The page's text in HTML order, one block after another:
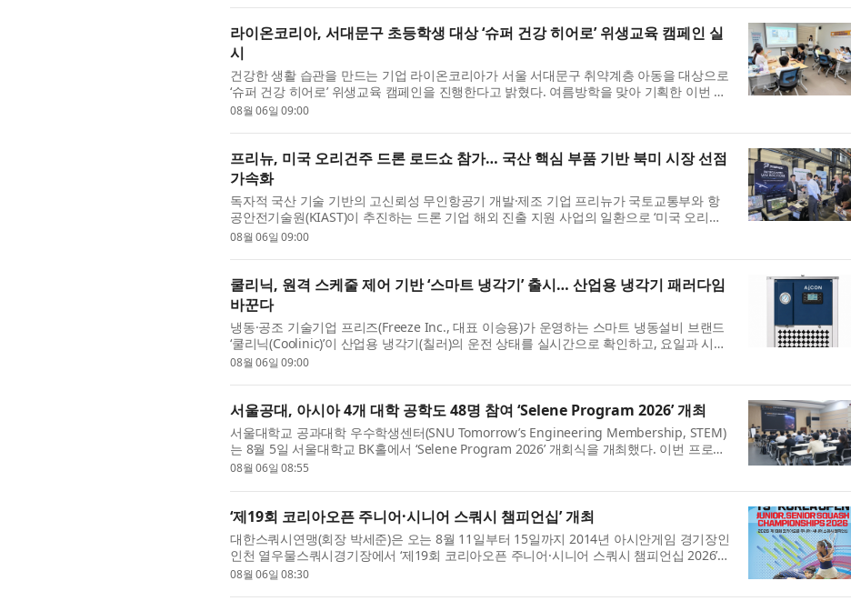
라이온코리아, 서대문구 초등학생 대상 ‘슈퍼 건강 히어로’ 위생교육 캠페인 실
시
건강한 생활 습관을 만드는 기업 라이온코리아가 서울 서대문구 취약계층 아동을 대상으로
‘슈퍼 건강 히어로’ 위생교육 캠페인을 진행한다고 밝혔다. 여름방학을 맞아 기획한 이번 프
로그램은 라이온코리아와 서대문구보건소, 연세대학교 치과대학이 함께하는 민관...
08월 06일 09:00
프리뉴, 미국 오리건주 드론 로드쇼 참가… 국산 핵심 부품 기반 북미 시장 선점
가속화
독자적 국산 기술 기반의 고신뢰성 무인항공기 개발·제조 기업 프리뉴가 국토교통부와 항
공안전기술원(KIAST)이 추진하는 드론 기업 해외 진출 지원 사업의 일환으로 ‘미국 오리건
(Oregon)주 드론 로드쇼’에 참가해 북미 시장 판로 개척에 본격 나선다고 밝혔다. 이...
08월 06일 09:00
쿨리닉, 원격 스케줄 제어 기반 ‘스마트 냉각기’ 출시… 산업용 냉각기 패러다임
바꾼다
냉동·공조 기술기업 프리즈(Freeze Inc., 대표 이승용)가 운영하는 스마트 냉동설비 브랜드
‘쿨리닉(Coolinic)’이 산업용 냉각기(칠러)의 운전 상태를 실시간으로 확인하고, 요일과 시간
대에 따라 원격으로 자동 운전할 수 있는 ‘스마트 냉각기’를 공식 출시했다고 ...
08월 06일 09:00
서울공대, 아시아 4개 대학 공학도 48명 참여 ‘Selene Program 2026’ 개최
서울대학교 공과대학 우수학생센터(SNU Tomorrow’s Engineering Membership, STEM)
는 8월 5일 서울대학교 BK홀에서 ‘Selene Program 2026’ 개회식을 개최했다. 이번 프로그
램에는 서울대학교 학생 24명을 비롯해 홍콩과학기술대학교 10명, 도쿄대학교 9명, 싱가포
08월 06일 08:55
‘제19회 코리아오픈 주니어·시니어 스쿼시 챔피언십’ 개최
대한스쿼시연맹(회장 박세준)은 오는 8월 11일부터 15일까지 2014년 아시안게임 경기장인
인천 열우물스쿼시경기장에서 ‘제19회 코리아오픈 주니어·시니어 스쿼시 챔피언십 2026’을
개최한다. 이번 대회의 시니어 부문은 8월 11일부터 15일까지, ​주니어 부문은 8월 ...
08월 06일 08:30